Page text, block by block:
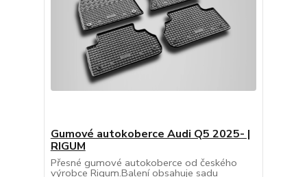
Gumové autokoberce Audi Q5 2025- |
RIGUM
Přesné gumové autokoberce od českého
výrobce Rigum.Balení obsahuje sadu